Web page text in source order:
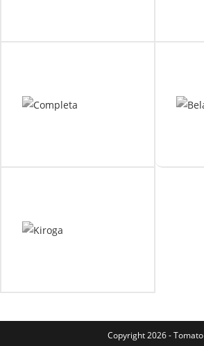
Copyright 2026 - Tomato